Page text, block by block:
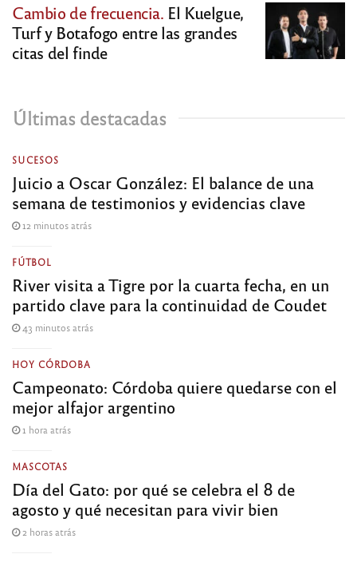
Cambio de frecuencia. El Kuelgue,
Turf y Botafogo entre las grandes
citas del finde
Últimas destacadas
SUCESOS
Juicio a Oscar González: El balance de una
semana de testimonios y evidencias clave
12 minutos atrás
FÚTBOL
River visita a Tigre por la cuarta fecha, en un
partido clave para la continuidad de Coudet
43 minutos atrás
HOY CÓRDOBA
Campeonato: Córdoba quiere quedarse con el
mejor alfajor argentino
1 hora atrás
MASCOTAS
Día del Gato: por qué se celebra el 8 de
agosto y qué necesitan para vivir bien
2 horas atrás